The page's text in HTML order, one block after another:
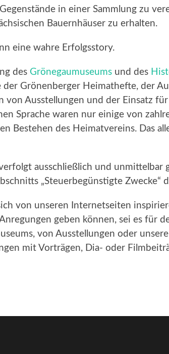
in einer Sammlung zu
Bauernhäuser zu erhalten.
eine wahre Erfolgsstory.
des Grönegaumuseums und des
der Grönenberger Heimathefte, der
von Ausstellungen und der Einsatz
Sprache waren nur einige von
Bestehen des Heimatvereins. Das
ausschließlich und unmittelbar
„Steuerbegünstigte Zwecke“
von unseren Internetseiten
geben können, sei es für
von Ausstellungen oder
mit Vorträgen, Dia- oder